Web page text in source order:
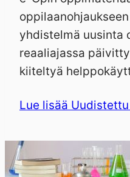
yhdistelmä uusinta
reaaliajassa
kiiteltyä
Lue lisää